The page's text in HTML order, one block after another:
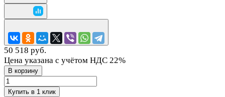
50 518 руб.
Цена указана с учётом НДС 22%
В корзину
Купить в 1 клик